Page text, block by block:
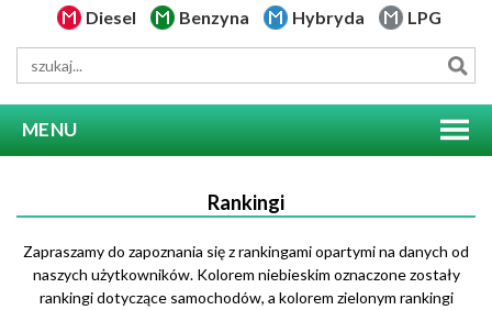
Diesel Benzyna Hybryda LPG
MENU
Rankingi
Zapraszamy do zapoznania się z rankingami opartymi na danych od
naszych użytkowników. Kolorem niebieskim oznaczone zostały
rankingi dotyczące samochodów, a kolorem zielonym rankingi